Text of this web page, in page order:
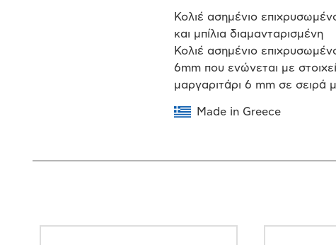
Κολιέ ασημένιο
και μπίλια διαμανταρισμένη
Κολιέ ασημένιο
6mm που ενώνεται με
μαργαριτάρι 6 mm σε σειρά
Made in Greece